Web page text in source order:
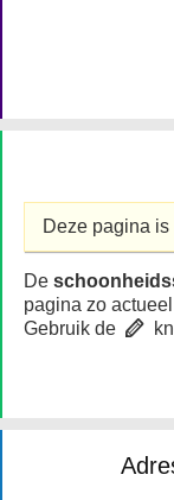
Deze pagina is
De
pagina zo
Gebruik de